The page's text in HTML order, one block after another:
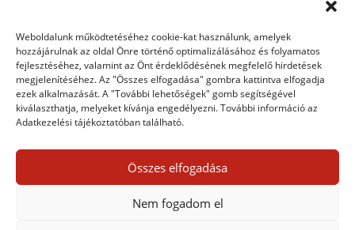
Weboldalunk működtetéséhez cookie-kat használunk, amelyek
hozzájárulnak az oldal Önre történő optimalizálásához és folyamatos
fejlesztéséhez, valamint az Önt érdeklődésének megfelelő hirdetések
megjelenítéséhez. Az "Összes elfogadása" gombra kattintva elfogadja
ezek alkalmazását. A "További lehetőségek" gomb segítségével
kiválaszthatja, melyeket kívánja engedélyezni. További információ az
Adatkezelési tájékoztatóban található.
Összes elfogadása
Nem fogadom el
karácsony
Levin Lightroom Mintakönyv naptár path
Photoshop Photoshop alapok Photoshop CC
Photoshop tippek Photoshop tippek, trükkök Postworkshop
PS pluginok Quickpage retusálás
videó vintage